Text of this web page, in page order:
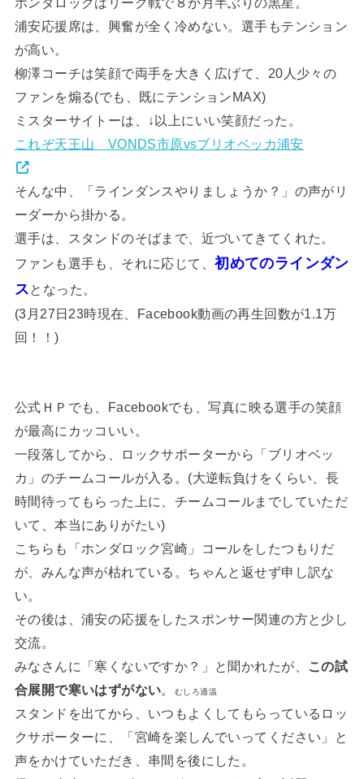
浦安応援席は、興奮が全く冷めない。選手もテンション
が高い。
柳澤コーチは笑顔で両手を大きく広げて、20人少々の
ファンを煽る(でも、既にテンションMAX)
ミスターサイトーは、↓以上にいい笑顔だった。
これぞ天王山 VONDS市原vsブリオベッカ浦安
そんな中、「ラインダンスやりましょうか？」の声がリ
ーダーから掛かる。
選手は、スタンドのそばまで、近づいてきてくれた。
ファンも選手も、それに応じて、初めてのラインダン
スとなった。
(3月27日23時現在、Facebook動画の再生回数が1.1万
回！！)
公式ＨＰでも、Facebookでも、写真に映る選手の笑顔
が最高にカッコいい。
一段落してから、ロックサポーターから「ブリオベッ
カ」のチームコールが入る。(大逆転負けをくらい、長
時間待ってもらった上に、チームコールまでしていただ
いて、本当にありがたい)
こちらも「ホンダロック宮崎」コールをしたつもりだ
が、みんな声が枯れている。ちゃんと返せず申し訳な
い。
その後は、浦安の応援をしたスポンサー関連の方と少し
交流。
みなさんに「寒くないですか？」と聞かれたが、
この試
合展開で寒いはずがない。 むしろ適温
スタンドを出てから、いつもよくしてもらっているロッ
クサポーターに、「宮崎を楽しんでいってください」と
声をかけていただき、串間を後にした。